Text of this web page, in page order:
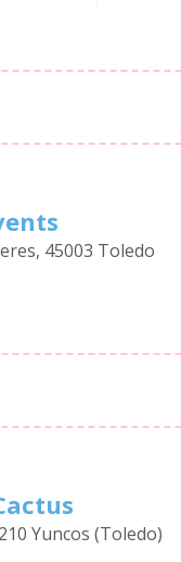
45003 Toledo
Yuncos (Toledo)